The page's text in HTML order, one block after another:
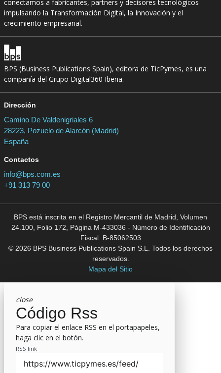
conectamos a fabricantes, partners y decisores tecnológicos
impulsando la Transformación Digital, la Innovación y el
crecimiento empresarial.
BPS (Business Publications Spain), editora de TicPymes, es una
compañía del Grupo Digital360 Iberia.
Dirección
Camino De Valdenigriales 6
28223, Pozuelo de Alarcón (Madrid)
España
Contactos
info@bps.com.es
+91 313 79 00
BPS está inscrita en el Registro Mercantil de Madrid, Volumen
24.100, Folio 172, Página M-433036 - Número de Identificación
Fiscal: B-85062503
© 2026 BPS Business Publications Spain S.L. Todos los derechos
reservados.
Mapa del Sitio
close
Código Rss
Para copiar el enlace RSS en el portapapeles,
haga clic en el botón.
RSS link